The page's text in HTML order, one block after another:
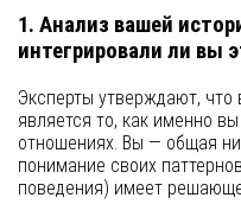
1. Анализ вашей
интегрировали ли вы
Эксперты утверждают,
является то, как именно
отношениях. Вы — общая
понимание своих
поведения) имеет